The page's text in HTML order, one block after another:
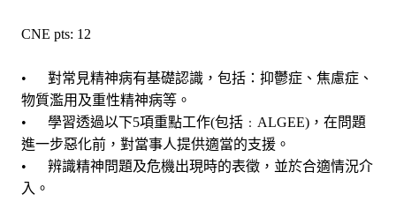
CNE pts: 12
• 對常見精神病有基礎認識，包括：抑鬱症、焦慮症、
物質濫用及重性精神病等。
• 學習透過以下5項重點工作(包括﹕ALGEE)，在問題
進一步惡化前，對當事人提供適當的支援。
• 辨識精神問題及危機出現時的表徵，並於合適情況介
入。